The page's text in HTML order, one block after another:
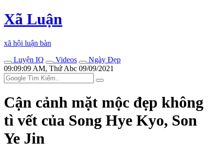
Xã Luận
xã hội luận bàn
Luyện IQ
Videos
Ngày Đẹp
09:09:09 AM, Thứ Abc 09/09/2021
Cận cảnh mặt mộc đẹp không
tì vết của Song Hye Kyo, Son
Ye Jin